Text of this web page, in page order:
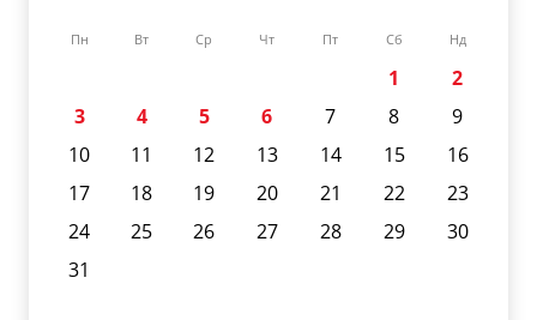
Пн Вт Ср Чт Пт Сб Нд
1
2
3
4 5 6 7 8
9
10
11 12 13 14 15
16
17
18 19 20 21 22
23
24
25 26 27 28 29
30
31